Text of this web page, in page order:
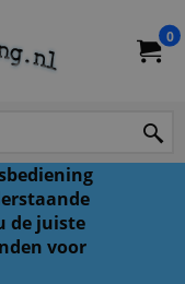
0
de juiste
voor